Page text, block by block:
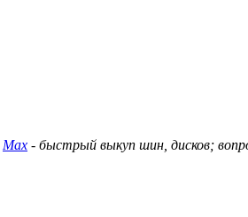
Max - быстрый выкуп шин, дисков;